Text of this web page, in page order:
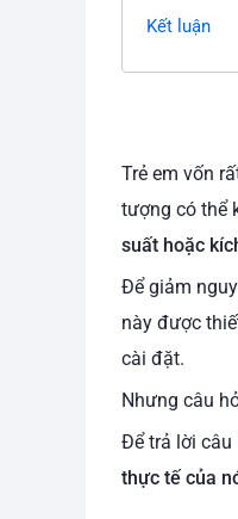
Kết luận
Trẻ em vốn
tượng có thể
suất hoặc
Để giảm
này được
cài đặt.
Nhưng câu
Để trả lời câu
thực tế của